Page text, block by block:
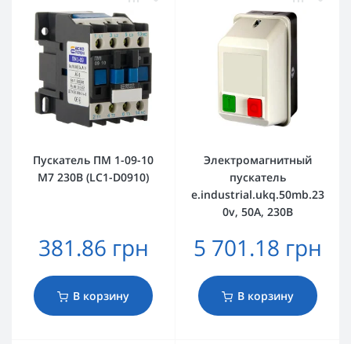
Пускатель ПМ 1-09-10
M7 230B (LC1-D0910)
381.86 грн
В корзину
Электромагнитный
пускатель
e.industrial.ukq.50mb.23
0v, 50А, 230В
5 701.18 грн
В корзину